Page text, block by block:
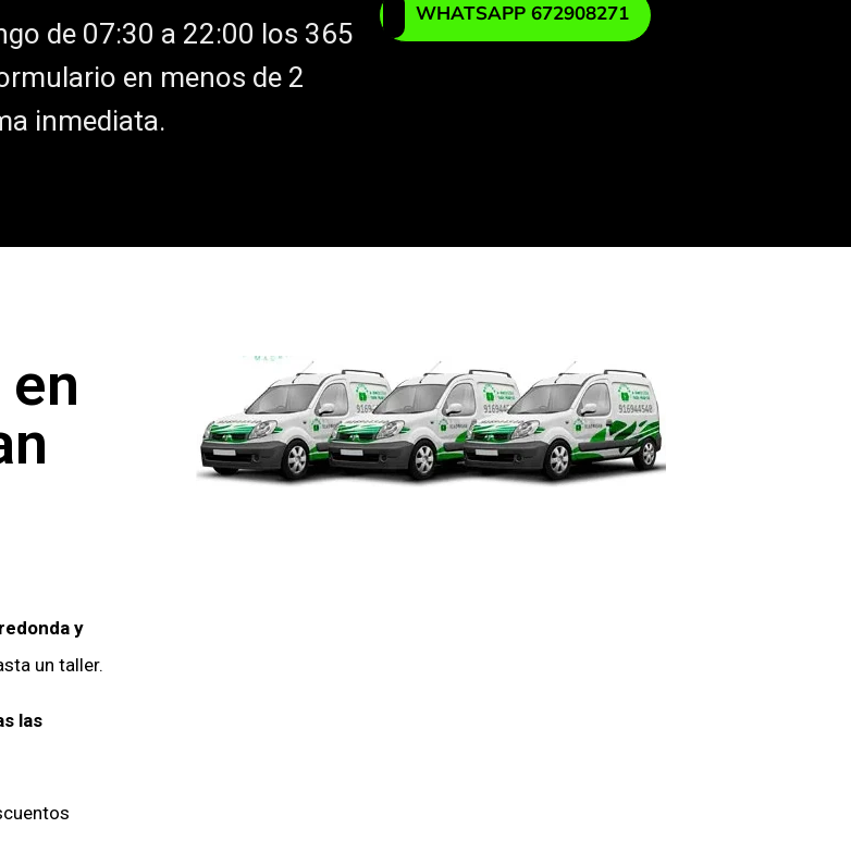
de 07:30 a 22:00 los 365
en menos de 2
inmediata.
WHATSAPP 672908271
y
un taller.
las